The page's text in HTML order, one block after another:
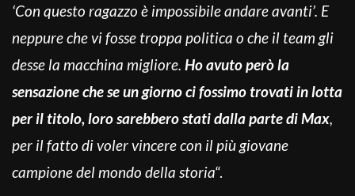
‘Con questo ragazzo è impossibile andare avanti’. E
neppure che vi fosse troppa politica o che il team gli
desse la macchina migliore. Ho avuto però la
sensazione che se un giorno ci fossimo trovati in lotta
per il titolo, loro sarebbero stati dalla parte di Max,
per il fatto di voler vincere con il più giovane
campione del mondo della storia“.